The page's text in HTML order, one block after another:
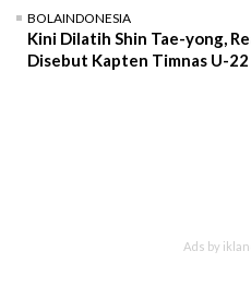
BOLAINDONESIA
Kini Dilatih Shin Tae-yong,
Disebut Kapten Timnas U-22